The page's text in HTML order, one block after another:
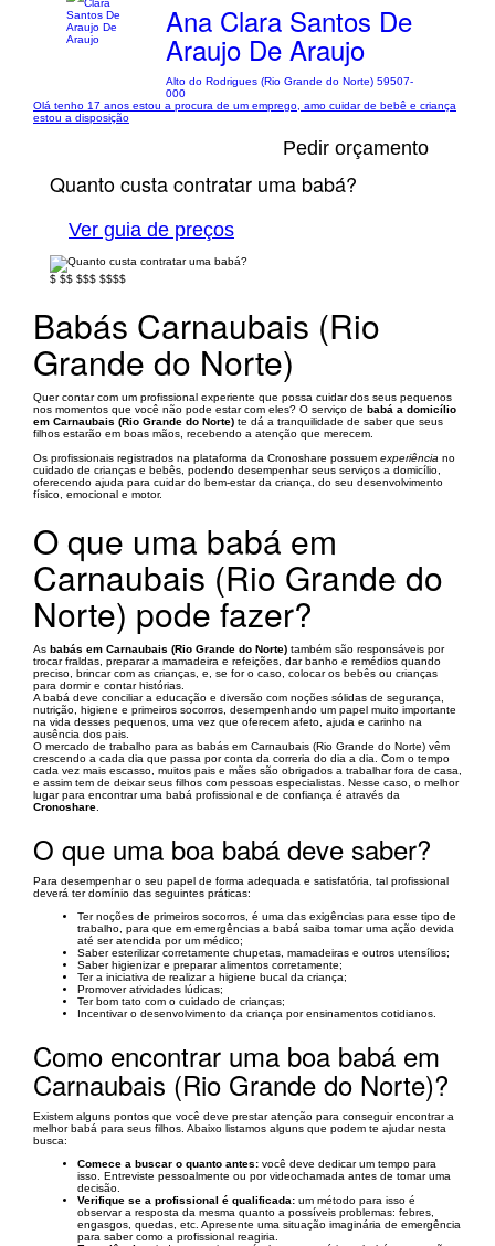
Ana Clara Santos De
Araujo De Araujo
Alto do Rodrigues (Rio Grande do Norte) 59507-
000
Olá tenho 17 anos estou a procura de um emprego, amo cuidar de bebê e criança
estou a disposição
Pedir orçamento
Quanto custa contratar uma babá?
Ver guia de preços
$ $$ $$$ $$$$
Babás Carnaubais (Rio
Grande do Norte)
Quer contar com um profissional experiente que possa cuidar dos seus pequenos
nos momentos que você não pode estar com eles? O serviço de babá a domicílio
em Carnaubais (Rio Grande do Norte) te dá a tranquilidade de saber que seus
filhos estarão em boas mãos, recebendo a atenção que merecem.
Os profissionais registrados na plataforma da Cronoshare possuem experiência no
cuidado de crianças e bebês, podendo desempenhar seus serviços a domicílio,
oferecendo ajuda para cuidar do bem-estar da criança, do seu desenvolvimento
físico, emocional e motor.
O que uma babá em
Carnaubais (Rio Grande do
Norte) pode fazer?
As babás em Carnaubais (Rio Grande do Norte) também são responsáveis por
trocar fraldas, preparar a mamadeira e refeições, dar banho e remédios quando
preciso, brincar com as crianças, e, se for o caso, colocar os bebês ou crianças
para dormir e contar histórias.
A babá deve conciliar a educação e diversão com noções sólidas de segurança,
nutrição, higiene e primeiros socorros, desempenhando um papel muito importante
na vida desses pequenos, uma vez que oferecem afeto, ajuda e carinho na
ausência dos pais.
O mercado de trabalho para as babás em Carnaubais (Rio Grande do Norte) vêm
crescendo a cada dia que passa por conta da correria do dia a dia. Com o tempo
cada vez mais escasso, muitos pais e mães são obrigados a trabalhar fora de casa,
e assim tem de deixar seus filhos com pessoas especialistas. Nesse caso, o melhor
lugar para encontrar uma babá profissional e de confiança é através da
Cronoshare
O que uma boa babá deve saber?
Para desempenhar o seu papel de forma adequada e satisfatória, tal profissional
deverá ter domínio das seguintes práticas:
Ter noções de primeiros socorros, é uma das exigências para esse tipo de
trabalho, para que em emergências a babá saiba tomar uma ação devida
até ser atendida por um médico;
Saber esterilizar corretamente chupetas, mamadeiras e outros utensílios;
Saber higienizar e preparar alimentos corretamente;
Ter a iniciativa de realizar a higiene bucal da criança;
Promover atividades lúdicas;
Ter bom tato com o cuidado de crianças;
Incentivar o desenvolvimento da criança por ensinamentos cotidianos.
Como encontrar uma boa babá em
Carnaubais (Rio Grande do Norte)?
Existem alguns pontos que você deve prestar atenção para conseguir encontrar a
melhor babá para seus filhos. Abaixo listamos alguns que podem te ajudar nesta
busca:
Comece a buscar o quanto antes: você deve dedicar um tempo para
isso. Entreviste pessoalmente ou por videochamada antes de tomar uma
decisão.
Verifique se a profissional é qualificada: um método para isso é
observar a resposta da mesma quanto a possíveis problemas: febres,
engasgos, quedas, etc. Apresente uma situação imaginária de emergência
para saber como a profissional reagiria.